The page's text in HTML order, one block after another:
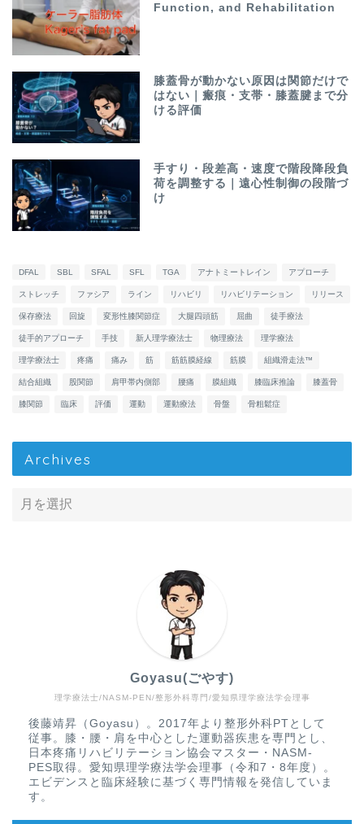
Function, and Rehabilitation
膝蓋骨が動かない原因は関節だけで
はない｜瘢痕・支帯・膝蓋腱まで分
ける評価
手すり・段差高・速度で階段降段負
荷を調整する｜遠心性制御の段階づ
け
DFAL SBL SFAL SFL TGA アナトミートレイン アプローチ
ストレッチ ファシア ライン リハビリ リハビリテーション リリース
保存療法 回旋 変形性膝関節症 大腿四頭筋 屈曲 徒手療法
徒手的アプローチ 手技 新人理学療法士 物理療法 理学療法
理学療法士 疼痛 痛み 筋 筋筋膜経線 筋膜 組織滑走法™
結合組織 股関節 肩甲帯内側部 腰痛 膜組織 膝臨床推論 膝蓋骨
膝関節 臨床 評価 運動 運動療法 骨盤 骨粗鬆症
Archives
理学療法士/NASM-PEN/整形外科専門/愛知県理学療法学会理事
Goyasu(ごやす)
後藤靖昇（Goyasu）。2017年より整形外科PTとして
従事。膝・腰・肩を中心とした運動器疾患を専門とし、
日本疼痛リハビリテーション協会マスター・NASM-
PES取得。愛知県理学療法学会理事（令和7・8年度）。
エビデンスと臨床経験に基づく専門情報を発信していま
す。
疾患から探す